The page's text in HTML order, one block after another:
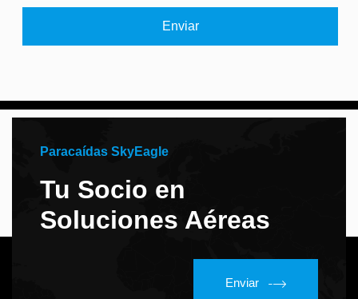
Enviar
Paracaídas SkyEagle
Tu Socio en
Soluciones Aéreas
Enviar